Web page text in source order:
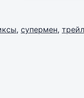
, супермен,